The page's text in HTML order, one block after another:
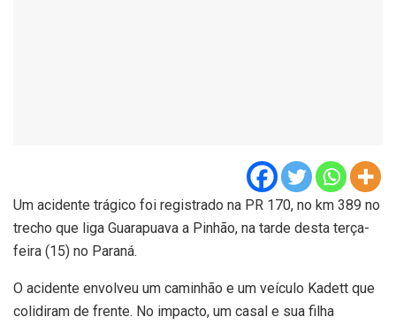
Um acidente trágico foi registrado na PR 170, no km 389 no
trecho que liga Guarapuava a Pinhão, na tarde desta terça-
feira (15) no Paraná.
O acidente envolveu um caminhão e um veículo Kadett que
colidiram de frente. No impacto, um casal e sua filha